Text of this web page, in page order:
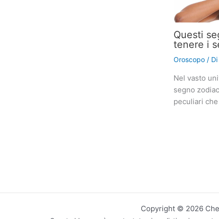
Questi
tenere i
Oroscopo/ Di
Nel vasto
segno
peculiari
Copyright © 2026